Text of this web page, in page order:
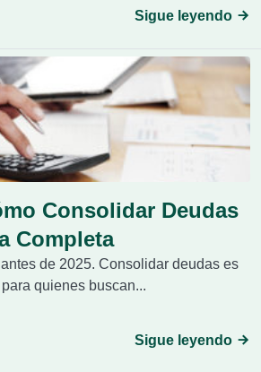
Sigue leyendo
Consolidar Deudas
Completa
de 2025. Consolidar deudas es
quienes buscan...
Sigue leyendo